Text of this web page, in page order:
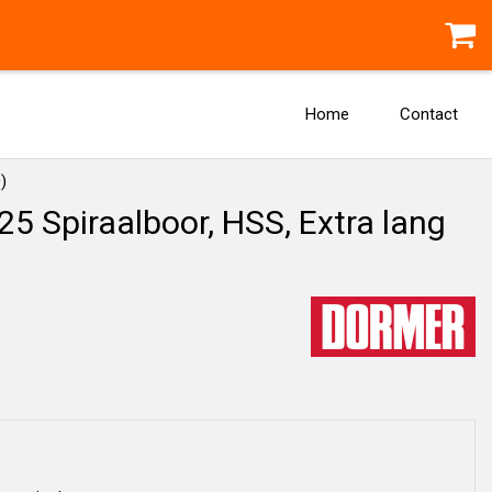
Home Contact
Spiraalboor, HSS, Extra lang